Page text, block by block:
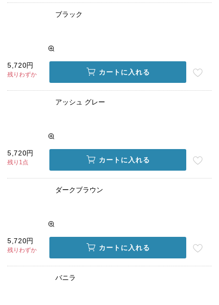
ブラック
5,720円
残りわずか カートに入れる
アッシュ グレー
5,720円
残り1点 カートに入れる
ダークブラウン
5,720円
残りわずか カートに入れる
バニラ